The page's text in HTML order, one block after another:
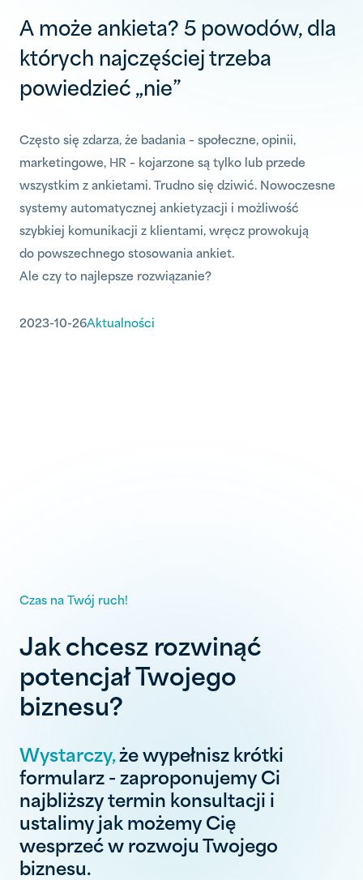
A może ankieta? 5 powodów, dla
których najczęściej trzeba
powiedzieć „nie”
Często się zdarza, że badania – społeczne, opinii,
marketingowe, HR – kojarzone są tylko lub przede
wszystkim z ankietami. Trudno się dziwić. Nowoczesne
systemy automatycznej ankietyzacji i możliwość
szybkiej komunikacji z klientami, wręcz prowokują
do powszechnego stosowania ankiet.
Ale czy to najlepsze rozwiązanie?
2023-10-26Aktualności
Czas na Twój ruch!
Jak chcesz rozwinąć
potencjał Twojego
biznesu?
Wystarczy,że wypełnisz krótki
formularz - zaproponujemy Ci
najbliższy termin konsultacji i
ustalimy jak możemy Cię
wesprzeć w rozwoju Twojego
biznesu.